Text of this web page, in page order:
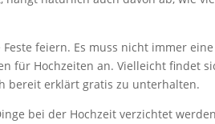
feiern. Es muss nicht immer
für Hochzeiten an. Vielleicht findet
bereit erklärt gratis zu unterhalten.
bei der Hochzeit verzichtet